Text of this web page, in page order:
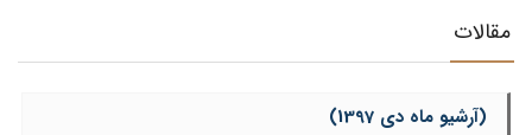
مقالات
(آرشیو ماه دی 1397)